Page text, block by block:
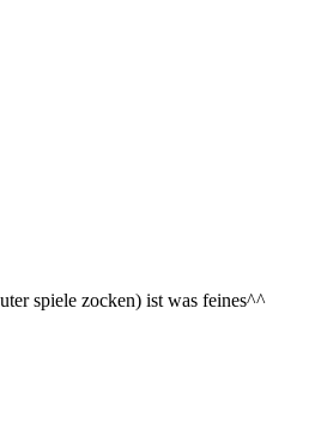
spiele zocken) ist was feines^^